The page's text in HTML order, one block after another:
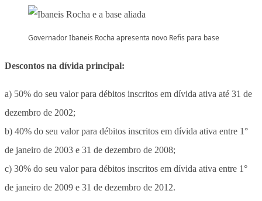
Governador Ibaneis Rocha apresenta novo Refis para base
Descontos na dívida principal:
a) 50% do seu valor para débitos inscritos em dívida ativa até 31 de
dezembro de 2002;
b) 40% do seu valor para débitos inscritos em dívida ativa entre 1°
de janeiro de 2003 e 31 de dezembro de 2008;
c) 30% do seu valor para débitos inscritos em dívida ativa entre 1°
de janeiro de 2009 e 31 de dezembro de 2012.